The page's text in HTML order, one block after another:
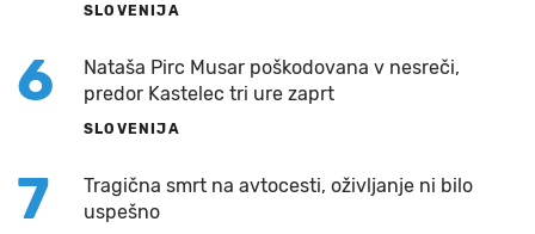
SLOVENIJA
6
Nataša Pirc Musar poškodovana v nesreči,
predor Kastelec tri ure zaprt
SLOVENIJA
7
Tragična smrt na avtocesti, oživljanje ni bilo
uspešno